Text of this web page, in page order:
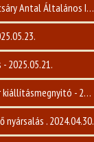
Ballagás - Mocsáry Antal Általános Iskola - 2025.06.20
2025.05.21.
Hímző szakkör kiállításmegnyitó - 2025.05.19.
nyársalás . 2024.04.30.